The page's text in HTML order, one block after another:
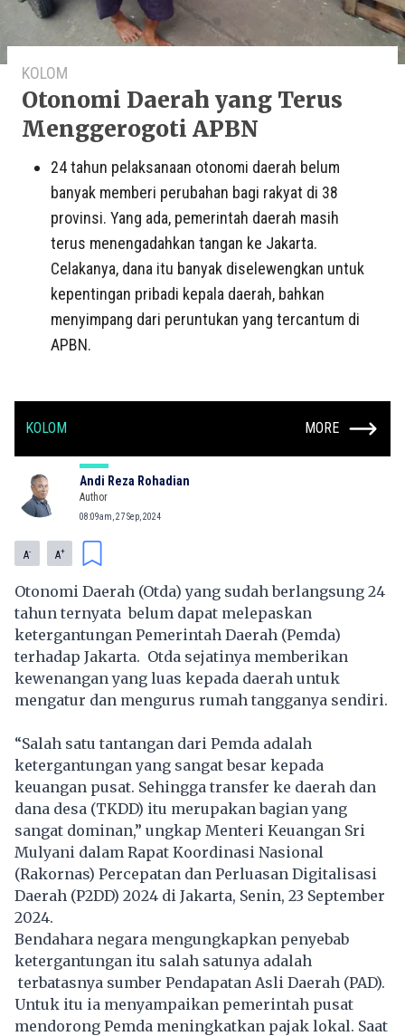
KOLOM
Otonomi Daerah yang Terus
Menggerogoti APBN
24 tahun pelaksanaan otonomi daerah belum
banyak memberi perubahan bagi rakyat di 38
provinsi. Yang ada, pemerintah daerah masih
terus menengadahkan tangan ke Jakarta.
Celakanya, dana itu banyak diselewengkan untuk
kepentingan pribadi kepala daerah, bahkan
menyimpang dari peruntukan yang tercantum di
APBN.
KOLOM MORE
Andi Reza Rohadian
Author
08:09am, 27 Sep, 2024
A- A+
Otonomi Daerah (Otda) yang sudah berlangsung 24
tahun ternyata belum dapat melepaskan
ketergantungan Pemerintah Daerah (Pemda)
terhadap Jakarta. Otda sejatinya memberikan
kewenangan yang luas kepada daerah untuk
mengatur dan mengurus rumah tangganya sendiri.
“Salah satu tantangan dari Pemda adalah
ketergantungan yang sangat besar kepada
keuangan pusat. Sehingga transfer ke daerah dan
dana desa (TKDD) itu merupakan bagian yang
sangat dominan,” ungkap Menteri Keuangan Sri
Mulyani dalam Rapat Koordinasi Nasional
(Rakornas) Percepatan dan Perluasan Digitalisasi
Daerah (P2DD) 2024 di Jakarta, Senin, 23 September
2024.
Bendahara negara mengungkapkan penyebab
ketergantungan itu salah satunya adalah
terbatasnya sumber Pendapatan Asli Daerah (PAD).
Untuk itu ia menyampaikan pemerintah pusat
mendorong Pemda meningkatkan pajak lokal. Saat